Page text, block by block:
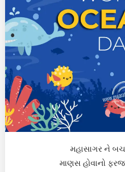
મહાસાગર ને
માણસ હોવાનો ફરજ